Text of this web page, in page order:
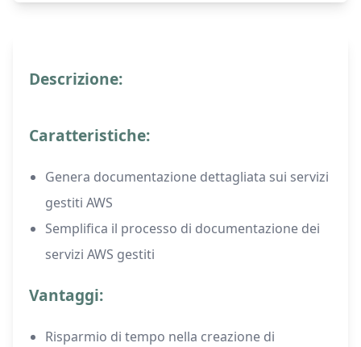
Descrizione:
Caratteristiche:
Genera documentazione dettagliata sui servizi
gestiti AWS
Semplifica il processo di documentazione dei
servizi AWS gestiti
Vantaggi:
Risparmio di tempo nella creazione di